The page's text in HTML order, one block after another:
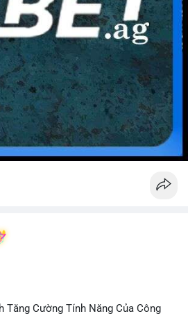
Tăng Cường Tính Năng Của Công